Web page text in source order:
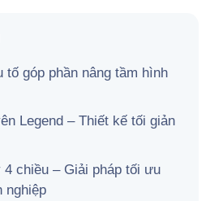
tố góp phần nâng tầm hình
Legend – Thiết kế tối giản
chiều – Giải pháp tối ưu
nghiệp